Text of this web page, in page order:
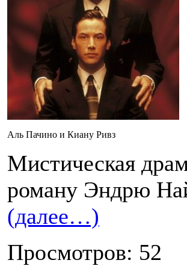
Аль Пачино и Киану Ривз
Мистическая
роману Эндрю
(далее…)
Просмотров: 52